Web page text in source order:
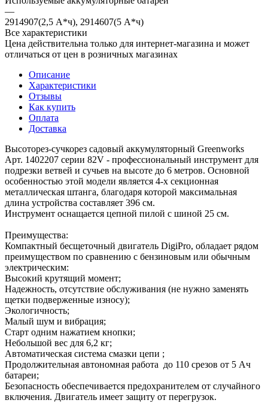
—
2914907(2,5 А*ч), 2914607(5 А*ч)
Все характеристики
Цена действительна только для интернет-магазина и может
отличаться от цен в розничных магазинах
Описание
Характеристики
Отзывы
Как купить
Оплата
Доставка
Высоторез-сучкорез садовый аккумуляторный Greenworks
Арт. 1402207 серии 82V - профессиональный инструмент для
подрезки ветвей и сучьев на высоте до 6 метров. Основной
особенностью этой модели является 4-х секционная
металлическая штанга, благодаря которой максимальная
длина устройства составляет 396 см.
Инструмент оснащается цепной пилой с шиной 25 см.
Преимущества:
Компактный бесщеточный двигатель DigiPro, обладает рядом
преимуществом по сравнению с бензиновым или обычным
электрическим:
Высокий крутящий момент;
Надежность, отсутствие обслуживания (не нужно заменять
щетки подверженные износу);
Экологичность;
Малый шум и вибрация;
Старт одним нажатием кнопки;
Небольшой вес для 6,2 кг;
Автоматическая система смазки цепи ;
Продолжительная автономная работа до 110 срезов от 5 Ач
батареи;
Безопасность обеспечивается предохранителем от случайного
включения. Двигатель имеет защиту от перегрузок.